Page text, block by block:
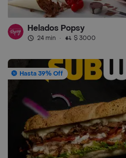
Helados Popsy
24 min · $ 3000
Hasta 39% Off